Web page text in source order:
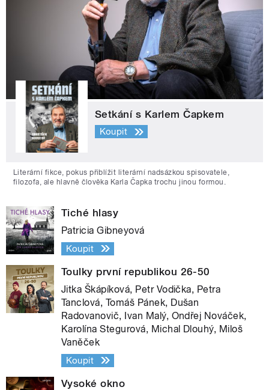
Setkání s Karlem Čapkem
Koupit
Literární fikce, pokus přiblížit literární nadsázkou spisovatele,
filozofa, ale hlavně člověka Karla Čapka trochu jinou formou.
Tiché hlasy
Patricia Gibneyová
Koupit
Toulky první republikou 26-50
Jitka Škápíková, Petr Vodička, Petra
Tanclová, Tomáš Pánek, Dušan
Radovanovič, Ivan Malý, Ondřej Nováček,
Karolína Stegurová, Michal Dlouhý, Miloš
Vaněček
Koupit
Vysoké okno